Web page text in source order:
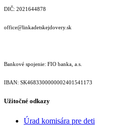
DIČ: 2021644878
office@linkadetskejdovery.sk
Bankové spojenie: FIO banka, a.s.
IBAN: SK46833000000­02401541173
Užitočné odkazy
Úrad komisára pre deti